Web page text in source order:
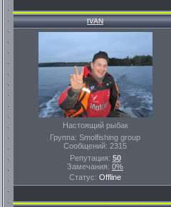
IVAN
Настоящий рыбак
Группа: Smolfishing group
Сообщений: 2315
Репутация: 50
Замечания: 0%
Статус: Offline